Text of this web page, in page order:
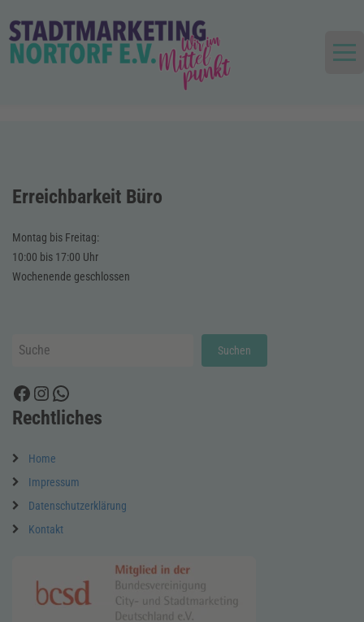
content
Erreichbarkeit Büro
Montag bis Freitag:
10:00 bis 17:00 Uhr
Wochenende geschlossen
Suchen
Suchen
Facebook
Instagram
WhatsApp
Rechtliches
Home
Impressum
Datenschutzerklärung
Kontakt